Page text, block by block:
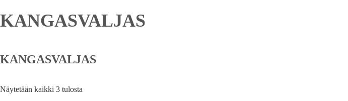
KANGASVALJAS
KANGASVALJAS
Näytetään kaikki 3 tulosta